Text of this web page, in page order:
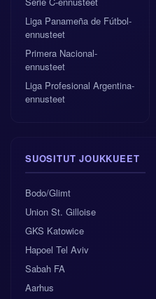
Liga Panameña de Fútbol-
ennusteet
Primera Nacional-
ennusteet
Liga Profesional Argentina-
ennusteet
SUOSITUT JOUKKUEET
Bodo/Glimt
Union St. Gilloise
GKS Katowice
Hapoel Tel Aviv
Sabah FA
Aarhus